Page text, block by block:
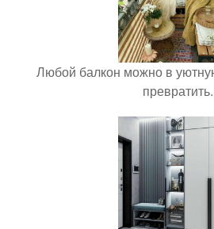
Любой балкон можно в
превратить.